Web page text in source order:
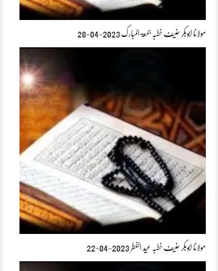
مولانا ابوبکر حنیف خطبہ جمعۃ المبارک 2023-04-28
مولانا ابوبکر حنیف خطبہ عید الفطر 2023-04-22